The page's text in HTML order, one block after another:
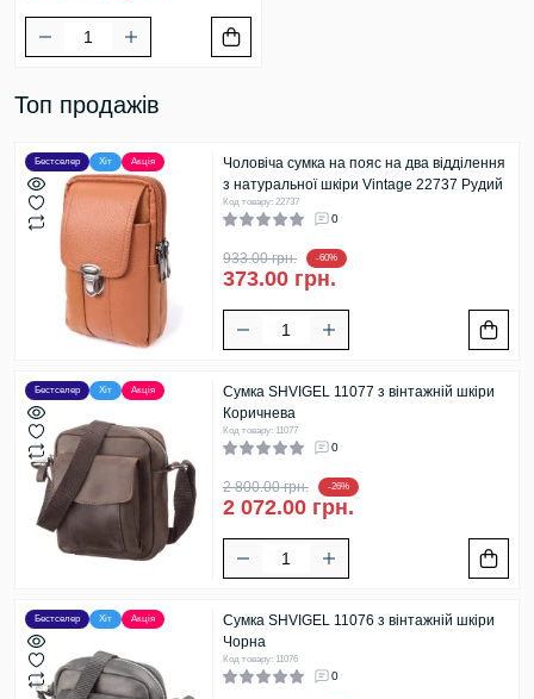
Топ продажів
Бестселер Хіт Акція
Чоловіча сумка на пояс на два відділення
з натуральної шкіри Vintage 22737 Рудий
Код товару: 22737
0
933.00 грн. -60%
373.00 грн.
Бестселер Хіт Акція
Сумка SHVIGEL 11077 з вінтажній шкіри
Коричнева
Код товару: 11077
0
2 800.00 грн. -26%
2 072.00 грн.
Бестселер Хіт Акція
Сумка SHVIGEL 11076 з вінтажній шкіри
Чорна
Код товару: 11076
0